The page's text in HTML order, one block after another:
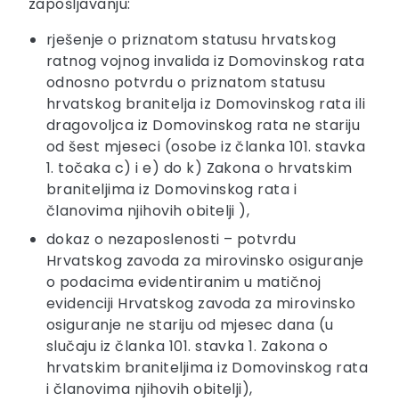
zapošljavanju:
rješenje o priznatom statusu hrvatskog
ratnog vojnog invalida iz Domovinskog rata
odnosno potvrdu o priznatom statusu
hrvatskog branitelja iz Domovinskog rata ili
dragovoljca iz Domovinskog rata ne stariju
od šest mjeseci (osobe iz članka 101. stavka
1. točaka c) i e) do k) Zakona o hrvatskim
braniteljima iz Domovinskog rata i
članovima njihovih obitelji ),
dokaz o nezaposlenosti – potvrdu
Hrvatskog zavoda za mirovinsko osiguranje
o podacima evidentiranim u matičnoj
evidenciji Hrvatskog zavoda za mirovinsko
osiguranje ne stariju od mjesec dana (u
slučaju iz članka 101. stavka 1. Zakona o
hrvatskim braniteljima iz Domovinskog rata
i članovima njihovih obitelji),